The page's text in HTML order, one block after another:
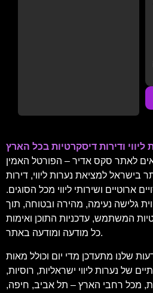
ליווי ודירות דיסקרטיות בכל הארץ
לאתר סקס אדיר – הפורטל האמין
בישראל למציאת נערות ליווי, דירות
ארוטיים ושירותי ליווי מכל הסוגים.
גלישה נעימה, מהירה ובטוחה, תוך
המשתמש, עדכניות התוכן ואימות
כל מודעה ומודעה באתר.
שלנו מתעדכן מדי יום וכולל מאות
של נערות ליווי ישראליות, רוסיות,
מכל רחבי הארץ – תל אביב, חיפה,